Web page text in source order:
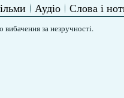
Аудіо Слова і
за незручності.